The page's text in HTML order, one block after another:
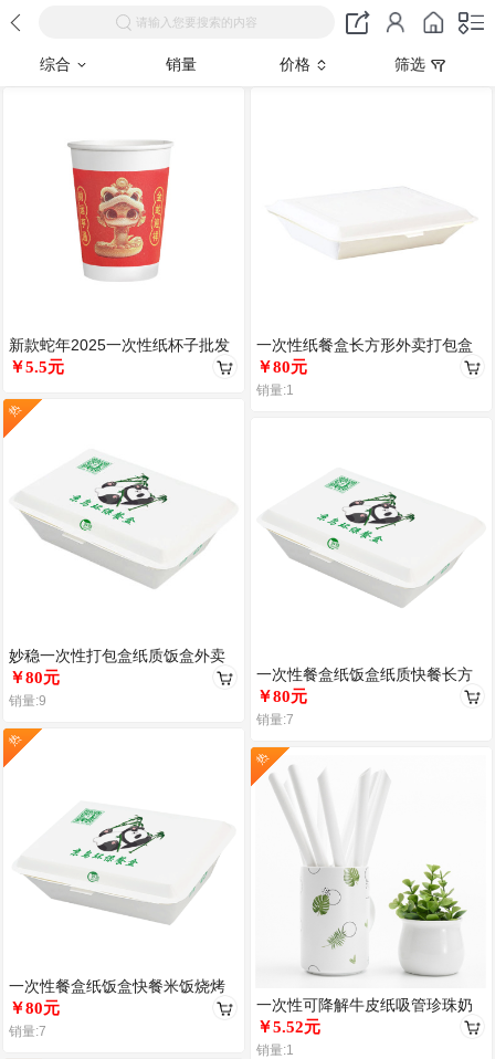
请输入您要搜索的内容
综合 销量 价格 筛选
新款蛇年2025一次性纸杯子批发
加厚水杯家用国潮新年整箱特价
￥5.5元
热
妙稳一次性打包盒纸质饭盒外卖
环保餐盒纸质快餐盒煎饺沙拉米
饭烧
￥80元
销量:9
热
一次性餐盒纸饭盒快餐米饭烧烤
便当纸质外卖打包盒长方形带盖
￥80元
销量:7
一次性纸餐盒长方形外卖打包盒
小白盒自扣快餐盒纯白纸质米饭
盒点
￥80元
销量:1
一次性餐盒纸饭盒纸质快餐长方
形米饭外卖打包盒环保米饭盒烧
烤盒
￥80元
销量:7
热
一次性可降解牛皮纸吸管珍珠奶
茶大口径纸质独立包装短饮管短
吸管
￥5.52元
销量:1